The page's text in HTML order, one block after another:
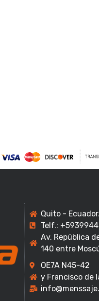
Quito - Ecuador.
Telf.:
Av. República
140 entre
OE7A N45-42
y Francisco de